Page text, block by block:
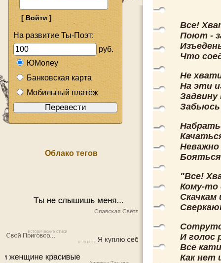
На развитие Ты-Поэт:
руб.
ЮMoney
Банковская карта
Мобильный платёж
Облако тегов
Все!
Поют -
Что
Не
На эти
Задвину
Неважно
"Все!
Кому-то
Скачкам
И голос
Все
Как нет